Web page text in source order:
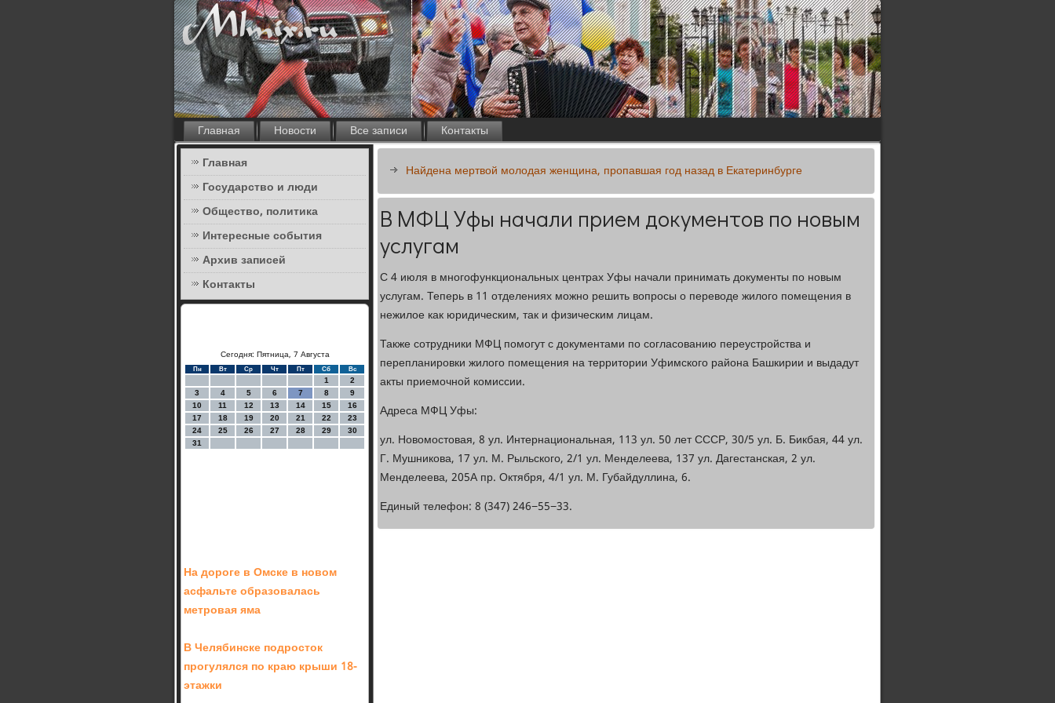
Главная Новости Все записи
Контакты
Главная
Государство и люди
Общество, политика
Интересные события
Архив записей
Контакты
Сегодня: Пятница, 7 Августа
Пн Вт Ср Чт Пт Сб Вс
1
2
3
4 5 6 7 8
9
10
11 12 13 14 15
16
17
18 19 20 21 22
23
24
25 26 27 28 29
30
31
На дороге в Омске в новом
асфальте образовалась
метровая яма
В Челябинске подросток
прогулялся по краю крыши 18-
этажки
Найдена мертвой молодая женщина, пропавшая год назад в Екатеринбурге
В МФЦ Уфы начали прием документов по новым
услугам
С 4 июля в многофункциональных центрах Уфы начали принимать документы по новым
услугам. Теперь в 11 отделениях можно решить вопросы о переводе жилого помещения в
нежилое как юридическим, так и физическим лицам.
Также сотрудники МФЦ помогут с документами по согласованию переустройства и
перепланировки жилого помещения на территории Уфимского района Башкирии и выдадут
акты приемочной комиссии.
Адреса МФЦ Уфы:
ул. Новомостовая, 8 ул. Интернациональная, 113 ул. 50 лет СССР, 30/5 ул. Б. Бикбая, 44 ул.
Г. Мушникова, 17 ул. М. Рыльского, 2/1 ул. Менделеева, 137 ул. Дагестанская, 2 ул.
Менделеева, 205А пр. Октября, 4/1 ул. М. Губайдуллина, 6.
Единый телефон: 8 (347) 246−55−33.